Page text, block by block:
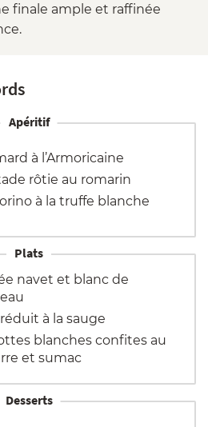
finale ample et raffinée
Apéritif
à l’Armoricaine
rôtie au romarin
à la truffe blanche
Plats
navet et blanc de
à la sauge
blanches confites au
et sumac
Desserts